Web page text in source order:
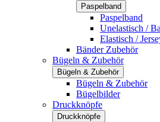
Paspelband
Paspelband
Unelastisch /
Elastisch /
Bänder Zubehör
Bügeln & Zubehör
Bügeln & Zubehör
Bügeln & Zubehör
Bügelbilder
Druckknöpfe
Druckknöpfe